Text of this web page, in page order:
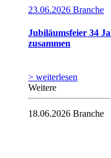
23.06.2026 Branche
Jubiläumsfeier 34
zusammen
> weiterlesen
Weitere
18.06.2026 Branche